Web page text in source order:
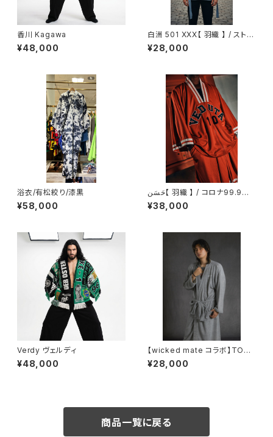
香川 Kagawa
¥48,000
白洲 501 XXX【 羽織 】 / ストレ
ッチデニム / ブルー / コットン
¥28,000
浴衣/有松絞り/漆黒
¥58,000
حَسَن【 羽織 】 / コロナ99.9%
カット / ハイブリッド メッシュ素
材 / ファスナー仕様
¥38,000
Verdy ヴェルディ
¥48,000
【wicked mate コラボ】TOW
EL GOWN / gray
¥28,000
商品一覧に戻る